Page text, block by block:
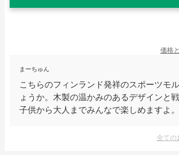
価格
まーちゅん
こちらのフィンランド発祥のスポーツモ
ょうか。木製の温かみのあるデザインと
子供から大人までみんなで楽しめますよ。
全ての